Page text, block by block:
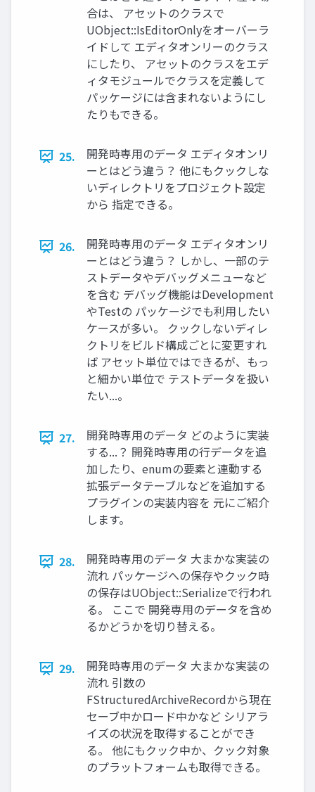
合は、 アセットのクラスで
UObject::IsEditorOnlyをオーバーラ
イドして エディタオンリーのクラス
にしたり、 アセットのクラスをエデ
ィタモジュールでクラスを定義して
パッケージには含まれないようにし
たりもできる。
25.
開発時専用のデータ エディタオンリ
ーとはどう違う？ 他にもクックしな
いディレクトリをプロジェクト設定
から 指定できる。
26.
開発時専用のデータ エディタオンリ
ーとはどう違う？ しかし、一部のテ
ストデータやデバッグメニューなど
を含む デバッグ機能はDevelopment
やTestの パッケージでも利用したい
ケースが多い。 クックしないディレ
クトリをビルド構成ごとに変更すれ
ば アセット単位ではできるが、もっ
と細かい単位で テストデータを扱い
たい...。
27.
開発時専用のデータ どのように実装
する...？ 開発時専用の行データを追
加したり、enumの要素と連動する
拡張データテーブルなどを追加する
プラグインの実装内容を 元にご紹介
します。
28.
開発時専用のデータ 大まかな実装の
流れ パッケージへの保存やクック時
の保存はUObject::Serializeで行われ
る。 ここで 開発専用のデータを含め
るかどうかを切り替える。
29.
開発時専用のデータ 大まかな実装の
流れ 引数の
FStructuredArchiveRecordから現在
セーブ中かロード中かなど シリアラ
イズの状況を取得することができ
る。 他にもクック中か、クック対象
のプラットフォームも取得できる。